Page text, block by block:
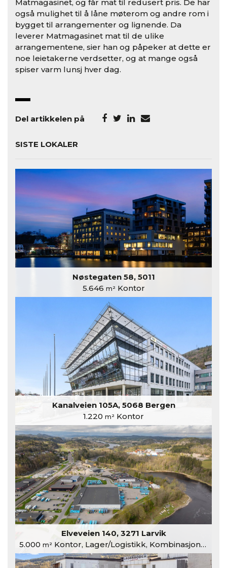
Matmagasinet, og får mat til redusert pris. De har
også mulighet til å låne møterom og andre rom i
bygget til arrangementer og lignende. Da
leverer Matmagasinet mat til de ulike
arrangementene, sier han og påpeker at dette er
noe leietakerne verdsetter, og at mange også
spiser varm lunsj hver dag.
Del artikkelen på
SISTE LOKALER
Nøstegaten 58, 5011
5.646 m²Kontor
Kanalveien 105A, 5068 Bergen
1.220 m² Kontor
Elveveien 140, 3271 Larvik
5.000 m²Kontor, Lager/Logistikk, Kombinasjonslokaler